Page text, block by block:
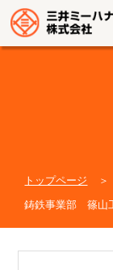
トップページ
鋳鉄事業部 篠山